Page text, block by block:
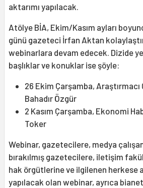
aktarımı yapılacak.
Atölye BİA, Ekim/Kasım ayları
günü gazeteci İrfan Aktan
webinarlara devam edecek. Dizide
başlıklar ve konuklar ise şöyle:
26 Ekim Çarşamba,
Bahadır Özgür
2 Kasım Çarşamba, Ekonomi
Toker
Webinar, gazetecilere, medya
bırakılmış gazetecilere, iletişim
hak örgütlerine ve ilgilenen herkese
yapılacak olan webinar, ayrıca